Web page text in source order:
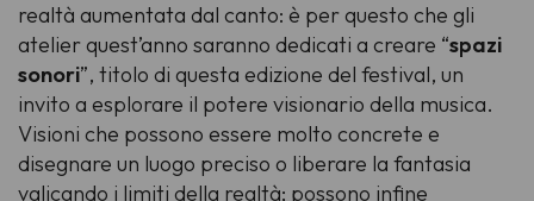
realtà aumentata dal canto: è per questo che gli
atelier quest’anno saranno dedicati a creare “spazi
sonori”, titolo di questa edizione del festival, un
invito a esplorare il potere visionario della musica.
Visioni che possono essere molto concrete e
disegnare un luogo preciso o liberare la fantasia
valicando i limiti della realtà; possono infine